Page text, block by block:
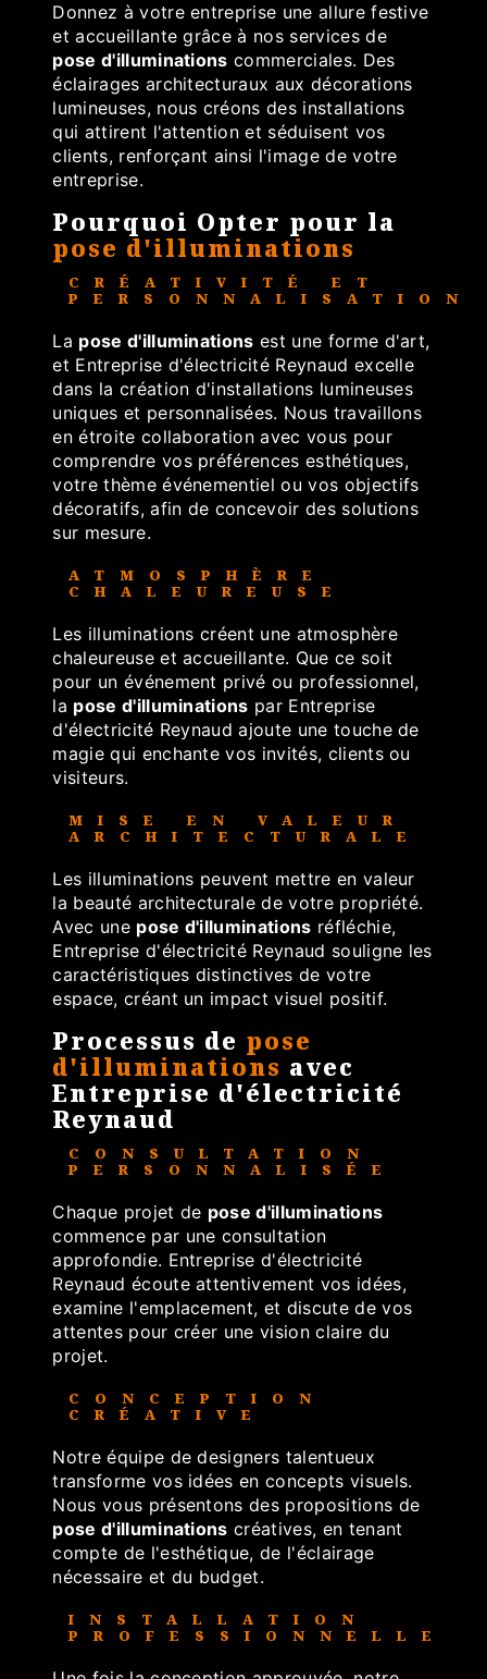
Donnez à votre entreprise une allure festive
et accueillante grâce à nos services de
pose d'illuminations commerciales. Des
éclairages architecturaux aux décorations
lumineuses, nous créons des installations
qui attirent l'attention et séduisent vos
clients, renforçant ainsi l'image de votre
entreprise.
Pourquoi Opter pour la
pose d'illuminations
CRÉATIVITÉ ET
PERSONNALISATION
La pose d'illuminations est une forme d'art,
et Entreprise d'électricité Reynaud excelle
dans la création d'installations lumineuses
uniques et personnalisées. Nous travaillons
en étroite collaboration avec vous pour
comprendre vos préférences esthétiques,
votre thème événementiel ou vos objectifs
décoratifs, afin de concevoir des solutions
sur mesure.
ATMOSPHÈRE
CHALEUREUSE
Les illuminations créent une atmosphère
chaleureuse et accueillante. Que ce soit
pour un événement privé ou professionnel,
la pose d'illuminations par Entreprise
d'électricité Reynaud ajoute une touche de
magie qui enchante vos invités, clients ou
visiteurs.
MISE EN VALEUR
ARCHITECTURALE
Les illuminations peuvent mettre en valeur
la beauté architecturale de votre propriété.
Avec une pose d'illuminations réfléchie,
Entreprise d'électricité Reynaud souligne les
caractéristiques distinctives de votre
espace, créant un impact visuel positif.
Processus de pose
d'illuminations avec
Entreprise d'électricité
Reynaud
CONSULTATION
PERSONNALISÉE
Chaque projet de pose d'illuminations
commence par une consultation
approfondie. Entreprise d'électricité
Reynaud écoute attentivement vos idées,
examine l'emplacement, et discute de vos
attentes pour créer une vision claire du
projet.
CONCEPTION
CRÉATIVE
Notre équipe de designers talentueux
transforme vos idées en concepts visuels.
Nous vous présentons des propositions de
pose d'illuminations créatives, en tenant
compte de l'esthétique, de l'éclairage
nécessaire et du budget.
INSTALLATION
PROFESSIONNELLE